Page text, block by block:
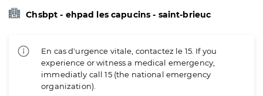
Chsbpt - ehpad les capucins - saint-brieuc
En cas d'urgence vitale, contactez le 15. If you
experience or witness a medical emergency,
immediatly call 15 (the national emergency
organization).